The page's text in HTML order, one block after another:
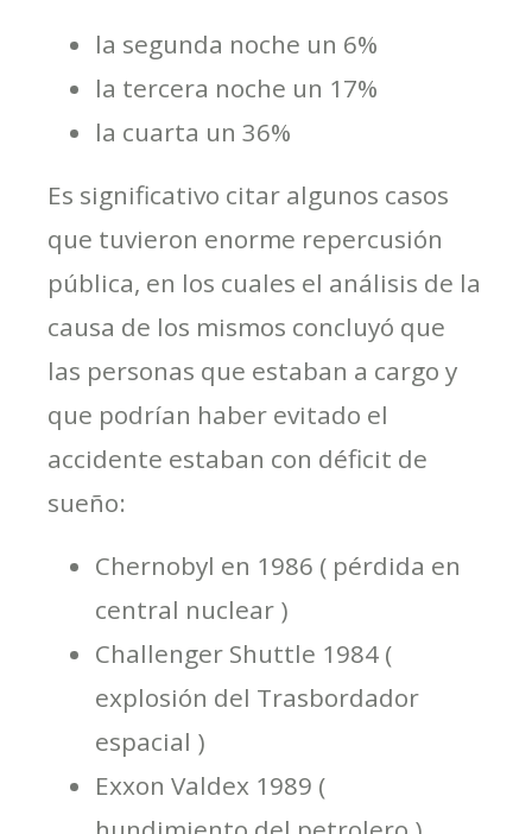
la segunda noche un 6%
la tercera noche un 17%
la cuarta un 36%
Es significativo citar algunos casos
que tuvieron enorme repercusión
pública, en los cuales el análisis de la
causa de los mismos concluyó que
las personas que estaban a cargo y
que podrían haber evitado el
accidente estaban con déficit de
sueño:
Chernobyl en 1986 ( pérdida en
central nuclear )
Challenger Shuttle 1984 (
explosión del Trasbordador
espacial )
Exxon Valdex 1989 (